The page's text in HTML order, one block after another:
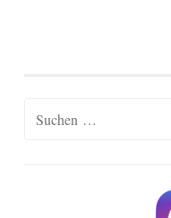
Suchen